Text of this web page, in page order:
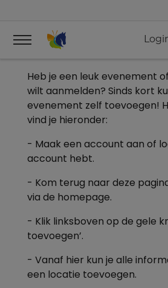
Heb je een leuk evenement
wilt aanmelden? Sinds kort
evenement zelf toevoegen!
vind je hieronder:
- Maak een account aan of
account hebt.
- Kom terug naar deze
via de homepage.
- Klik linksboven op de gele
toevoegen’.
- Vanaf hier kun je alle
een locatie toevoegen.